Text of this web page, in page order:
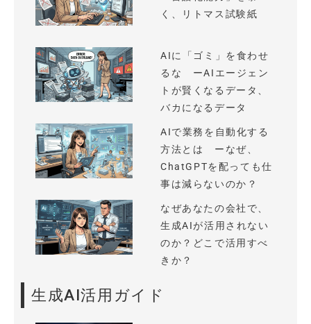
く、リトマス試験紙
AIに「ゴミ」を食わせ
るな ーAIエージェン
トが賢くなるデータ、
バカになるデータ
AIで業務を自動化する
方法とは ーなぜ、
ChatGPTを配っても仕
事は減らないのか？
なぜあなたの会社で、
生成AIが活用されない
のか？どこで活用すべ
きか？
生成AI活用ガイド